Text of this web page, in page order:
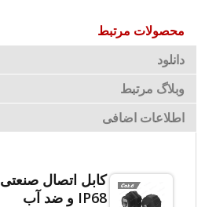
محصولات مرتبط
دانلود
وبلاگ مرتبط
اطلاعات اضافی
IP68 و ضد آب